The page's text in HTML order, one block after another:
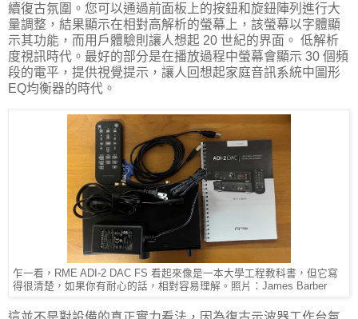
續復古氛圍。您可以通過前面板上的按鈕和旋鈕陣列進行大
量調整，結果顯示在相對高解析的螢幕上，該螢幕以字體顯
示其功能，而用戶體驗則讓人想起 20 世紀的界面。 低解析
度視訊時代。最好的部分是在播放過程中螢幕會顯示 30 個頻
段的電平，提供視覺提示，讓人回想起家庭音訊系統中圖形
EQ均衡器的時代。
乍一看，RME ADI-2 DAC FS 看起來像是一本大學工程教科書，但它寫
得很清楚，如果你有耐心的話，相對容易理解。照片：James Barber